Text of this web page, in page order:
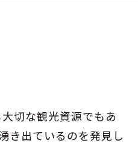
切な観光資源でもあ
き出ているのを発見し